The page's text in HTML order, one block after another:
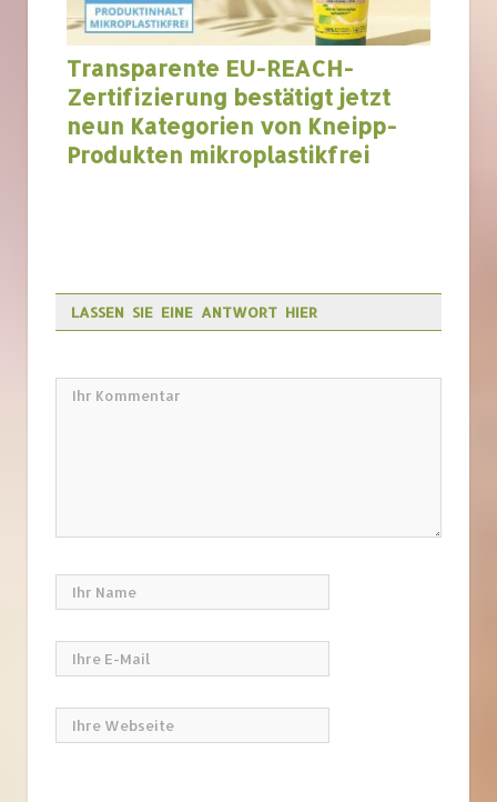
Transparente EU-REACH-
Zertifizierung bestätigt jetzt
neun Kategorien von Kneipp-
Produkten mikroplastikfrei
LASSEN SIE EINE ANTWORT HIER